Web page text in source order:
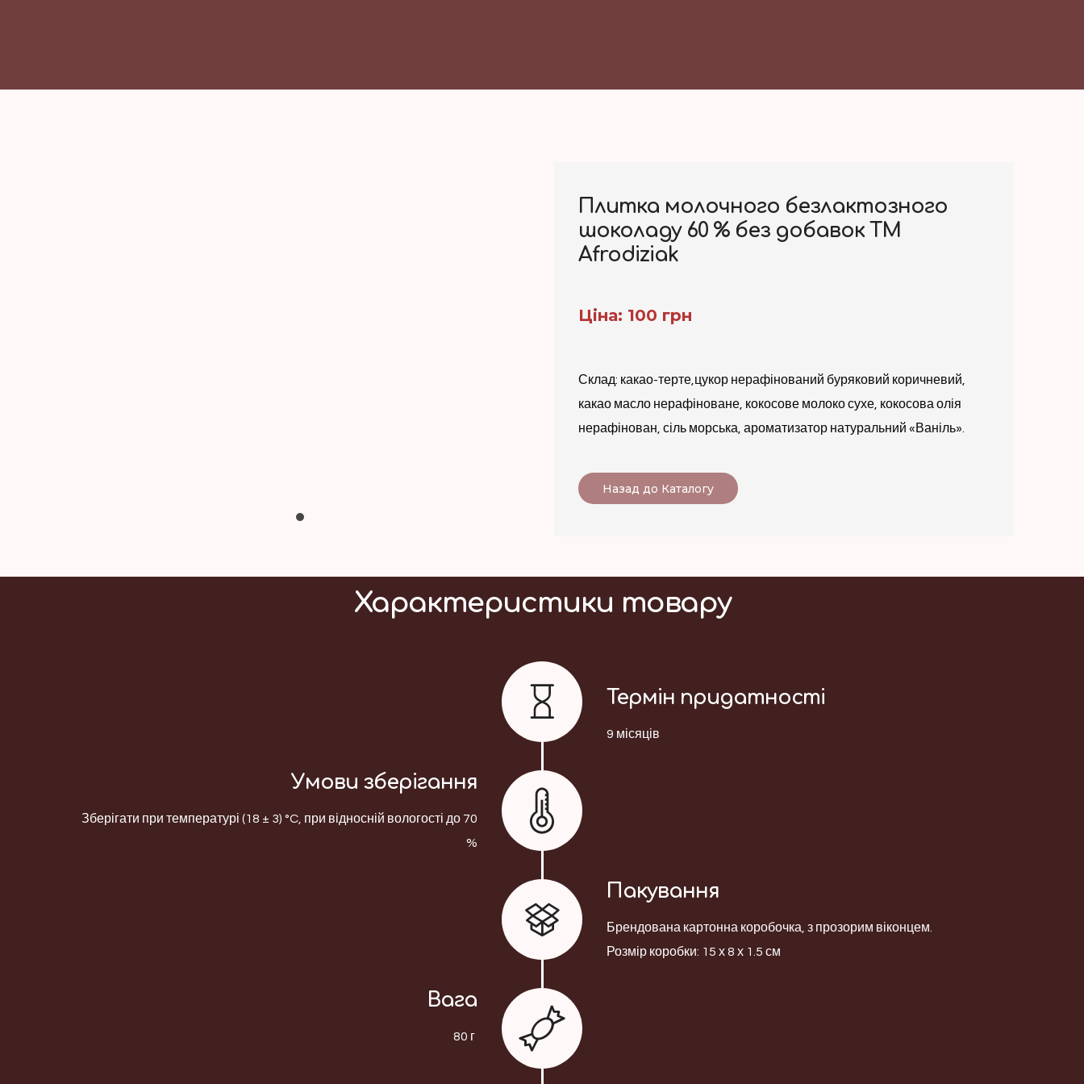
Плитка молочного безлактозного
шоколаду 60 % без добавок ТМ
Afrodiziak
Ціна: 100 грн
Склад: какао-терте,цукор нерафінований буряковий коричневий,
какао масло нерафіноване, кокосове молоко сухе, кокосова олія
нерафінован, сіль морська, ароматизатор натуральний «Ваніль».
Назад до Каталогу
Характеристики товару
Термін придатності
9 місяців
Умови зберігання
Зберігати при температурі (18 ± 3) °C, при відносній вологості до 70
%
Пакування
Брендована картонна коробочка, з прозорим віконцем.
Розмір коробки: 15 х 8 х 1.5 см
Вага
80 г